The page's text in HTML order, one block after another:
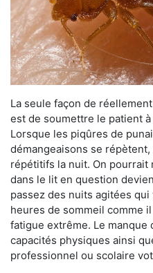
La seule façon de
est de soumettre le patient
Lorsque les piqûres de
démangeaisons se
répétitifs la nuit. On
dans le lit en question
passez des nuits agitées qui
heures de sommeil comme
fatigue extrême. Le manque
capacités physiques ainsi
professionnel ou scolaire